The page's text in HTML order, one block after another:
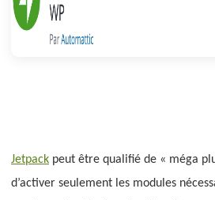
Jetpack peut être qualifié de « méga
d’activer seulement les modules